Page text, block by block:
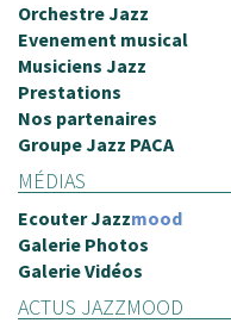
Orchestre Jazz
Evenement musical
Musiciens Jazz
Prestations
Nos partenaires
Groupe Jazz PACA
MÉDIAS
EcouterJazzmood
Galerie Photos
Galerie Vidéos
ACTUS JAZZMOOD